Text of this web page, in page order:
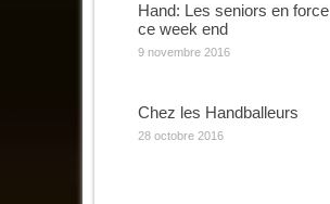
Hand: Les seniors en force
ce week end
9 novembre 2016
Chez les Handballeurs
28 octobre 2016